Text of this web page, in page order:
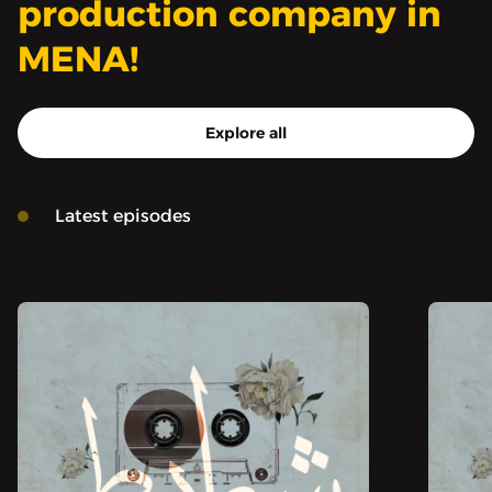
production company in
MENA!
Explore all
Latest episodes